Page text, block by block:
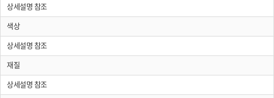
상세설명 참조
색상
상세설명 참조
재질
상세설명 참조